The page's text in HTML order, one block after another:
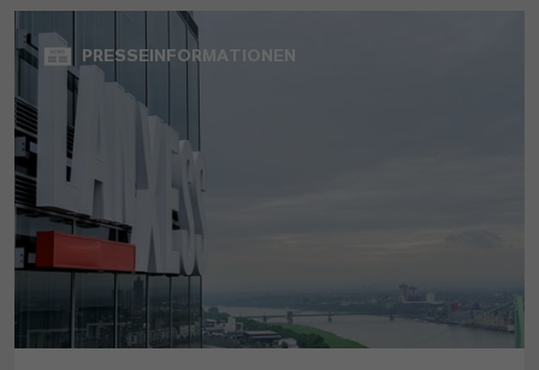
PRESSEINFORMATIONEN